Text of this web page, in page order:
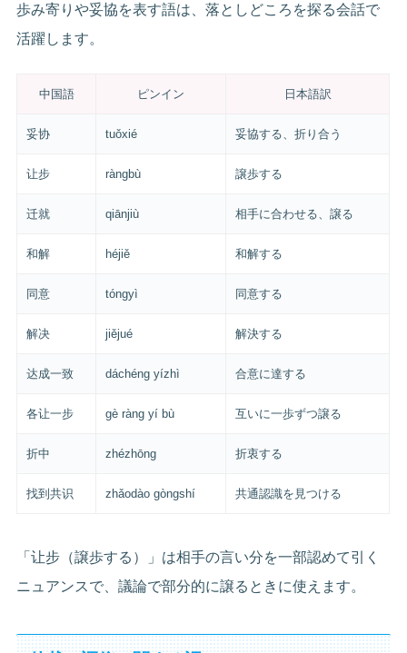
歩み寄りや妥協を表す語は、落としどころを探る会話で
活躍します。
中国語 ピンイン 日本語訳
妥协 tuǒxié 妥協する、折り合う
让步 ràngbù 譲歩する
迁就 qiānjiù 相手に合わせる、譲る
和解 héjiě 和解する
同意 tóngyì 同意する
解决 jiějué 解決する
达成一致 dáchéng yízhì 合意に達する
各让一步 gè ràng yí bù 互いに一歩ずつ譲る
折中 zhézhōng 折衷する
找到共识 zhǎodào gòngshí 共通認識を見つける
「让步（譲歩する）」は相手の言い分を一部認めて引く
ニュアンスで、議論で部分的に譲るときに使えます。